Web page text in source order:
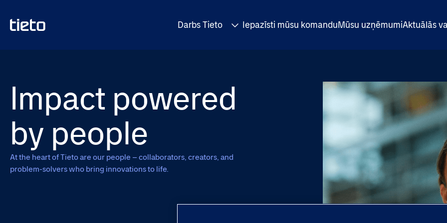
Darbs Tieto Iepazīsti mūsu komanduMūsu uzņēmumiAktuālās
Impact powered
by people
At the heart of Tieto are our people – collaborators, creators, and
problem-solvers who bring innovations to life.